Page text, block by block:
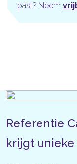
past? Neem
Referentie
krijgt unieke